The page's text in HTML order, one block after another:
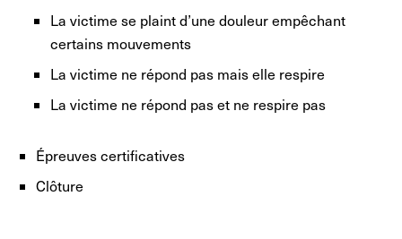
La victime se plaint d’une douleur empêchant
certains mouvements
La victime ne répond pas mais elle respire
La victime ne répond pas et ne respire pas
Épreuves certificatives
Clôture